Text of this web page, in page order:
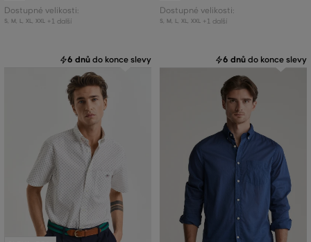
Dostupné velikosti:
S, M L, XL, XXL +1 další
Dostupné velikosti:
S, M L, XL, XXL +1 další
6 dnů do konce slevy 6 dnů do konce slevy